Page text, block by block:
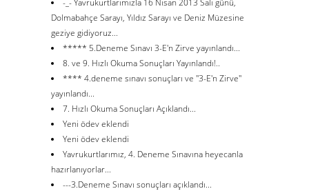
-_- Yavrukurtlarımızla 16 Nisan 2013 Salı günü,
Dolmabahçe Sarayı, Yıldız Sarayı ve Deniz Müzesine
geziye gidiyoruz...
***** 5.Deneme Sınavı 3-E'n Zirve yayınlandı...
8. ve 9. Hızlı Okuma Sonuçları Yayınlandı!..
**** 4.deneme sınavı sonuçları ve ''3-E'n Zirve''
yayınlandı...
7. Hızlı Okuma Sonuçları Açıklandı...
Yeni ödev eklendi
Yeni ödev eklendi
Yavrukurtlarımız, 4. Deneme Sınavına heyecanla
hazırlanıyorlar...
---3.Deneme Sınavı sonuçları açıklandı...